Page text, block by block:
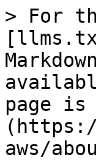
> For
page is
aws/